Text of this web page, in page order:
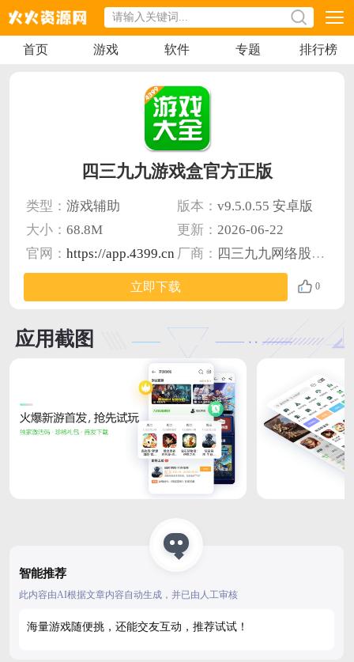
首页 游戏 软件 专题 排行榜
四三九九游戏盒官方正版
类型： 游戏辅助 版本： v9.5.0.55 安卓版
大小： 68.8M 更新： 2026-06-22
官网： https://app.4399.cn 厂商： 四三九九网络股份有限公司
立即下载 0
应用截图
智能推荐
此内容由AI根据文章内容自动生成，并已由人工审核
海量游戏随便挑，还能交友互动，推荐试试！